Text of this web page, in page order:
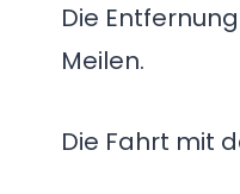
Die
Meilen.
Die Fahrt mit